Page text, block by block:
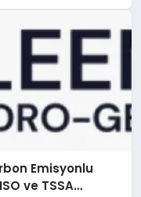
Emisyonlu
ve TSSA